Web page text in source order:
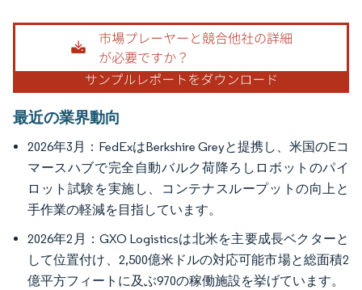
画像 © Mordor Intelligence。再利用にはCC BY 4.0の表示が必要です。
最近の業界動向
2026年3月：FedExはBerkshire Greyと提携し、米国のEコ
マースハブで完全自動バルク荷降ろしロボットのパイ
ロット試験を実施し、コンテナスループットの向上と
手作業の軽減を目指しています。
2026年2月：GXO Logisticsは北米を主要成長ベクターと
して位置付け、2,500億米ドルの対応可能市場と総面積2
億平方フィートに及ぶ970の稼働施設を挙げています。